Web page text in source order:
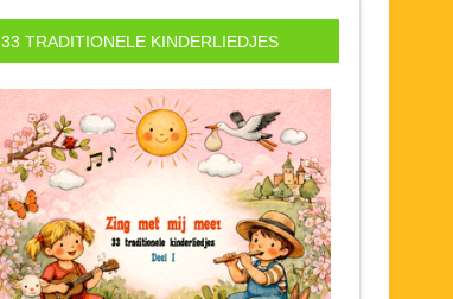
33 TRADITIONELE KINDERLIEDJES